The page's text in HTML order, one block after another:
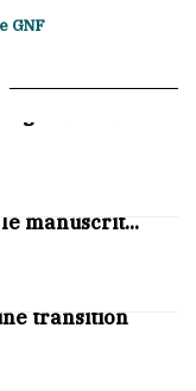
GNF
manuscrit...
transition